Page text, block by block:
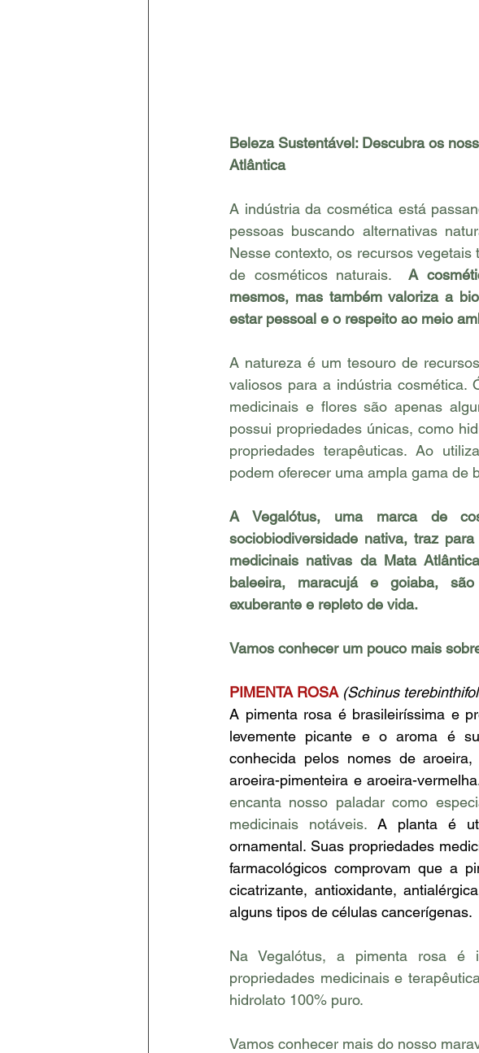
Beleza Sustentável: Descubra os
Atlântica
A indústria da cosmética está
pessoas buscando alternativas
Nesse contexto, os recursos
de cosméticos naturais. A
mesmos, mas também valoriza a
estar pessoal e o respeito ao meio
A natureza é um tesouro de
valiosos para a indústria cosmética.
medicinais e flores são apenas
possui propriedades únicas, como
propriedades terapêuticas. Ao
podem oferecer uma ampla gama de
A Vegalótus, uma marca de
sociobiodiversidade nativa, traz
medicinais nativas da Mata
baleeira, maracujá e goiaba,
exuberante e repleto de vida.
Vamos conhecer um pouco mais
PIMENTA ROSA (Schinus
A pimenta rosa é brasileiríssima e
levemente picante e o aroma é
conhecida pelos nomes de aroeira,
aroeira-pimenteira e aroeira-
encanta nosso paladar como
medicinais notáveis. A planta é
ornamental. Suas propriedades
farmacológicos comprovam que a
cicatrizante, antioxidante,
alguns tipos de células cancerígenas.
Na Vegalótus, a pimenta rosa é
propriedades medicinais e
hidrolato 100% puro.
Vamos conhecer mais do nosso